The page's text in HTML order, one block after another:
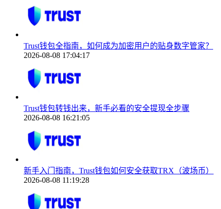
Trust钱包全指南，如何成为加密用户的贴身数字管家？
2026-08-08 17:04:17
Trust钱包转钱出来，新手必看的安全提现全步骤
2026-08-08 16:21:05
新手入门指南，Trust钱包如何安全获取TRX（波场币）
2026-08-08 11:19:28